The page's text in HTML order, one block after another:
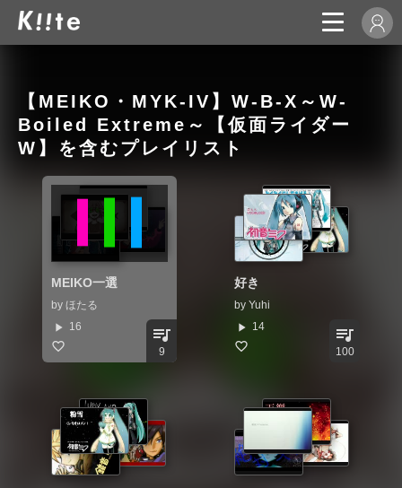
【MEIKO・MYK-IV】W-B-X～W-
Boiled Extreme～【仮面ライダー
W】を含むプレイリスト
MEIKO一選
by ほたる
play_arrow 16 queue_music
9
好き
by Yuhi
play_arrow 14 queue_music
100